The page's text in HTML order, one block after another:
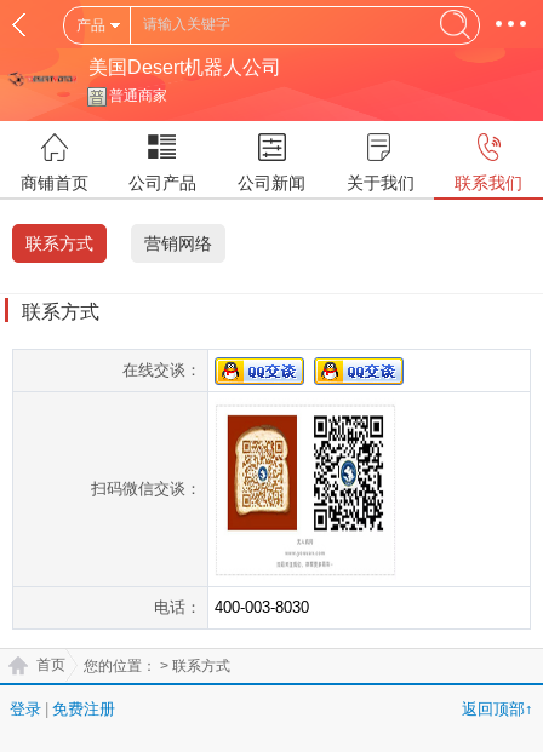
产品
美国Desert机器人公司
普通商家
商铺首页 公司产品 公司新闻 关于我们 联系我们
联系方式 营销网络
联系方式
在线交谈：
扫码微信交谈：
电话： 400-003-8030
您的位置：
首页 > 联系方式
登录 免费注册 返回顶部↑